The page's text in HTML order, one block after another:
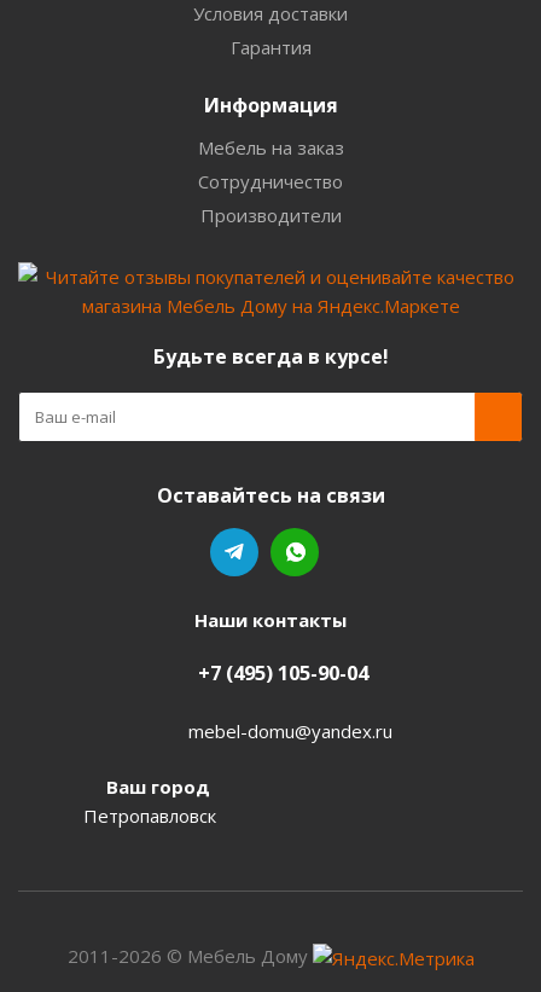
Условия доставки
Гарантия
Информация
Мебель на заказ
Сотрудничество
Производители
Будьте всегда в курсе!
Оставайтесь на связи
Наши контакты
+7 (495) 105-90-04
mebel-domu@yandex.ru
Ваш город
Петропавловск
2011-2026 © Мебель Дому